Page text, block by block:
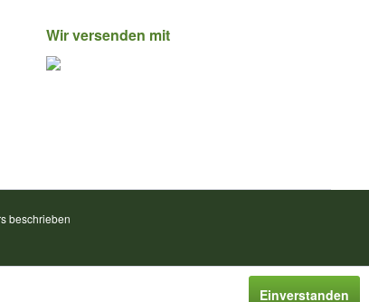
Wir versenden mit
beschrieben
Einverstanden